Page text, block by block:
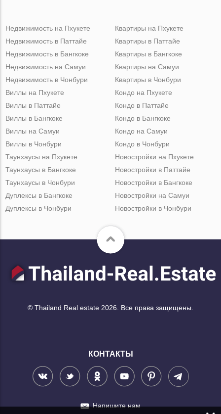
Недвижимость на Пхукете
Недвижимость в Паттайе
Недвижимость в Бангкоке
Недвижимость на Самуи
Недвижимость в Чонбури
Квартиры на Пхукете
Квартиры в Паттайе
Квартиры в Бангкоке
Квартиры на Самуи
Квартиры в Чонбури
Виллы на Пхукете
Виллы в Паттайе
Виллы в Бангкоке
Виллы на Самуи
Виллы в Чонбури
Кондо на Пхукете
Кондо в Паттайе
Кондо в Бангкоке
Кондо на Самуи
Кондо в Чонбури
Таунхаусы на Пхукете
Таунхаусы в Бангкоке
Таунхаусы в Чонбури
Дуплексы в Бангкоке
Дуплексы в Чонбури
Новостройки на Пхукете
Новостройки в Паттайе
Новостройки в Бангкоке
Новостройки на Самуи
Новостройки в Чонбури
© Thailand Real estate 2026. Все права защищены.
КОНТАКТЫ
Напишите нам